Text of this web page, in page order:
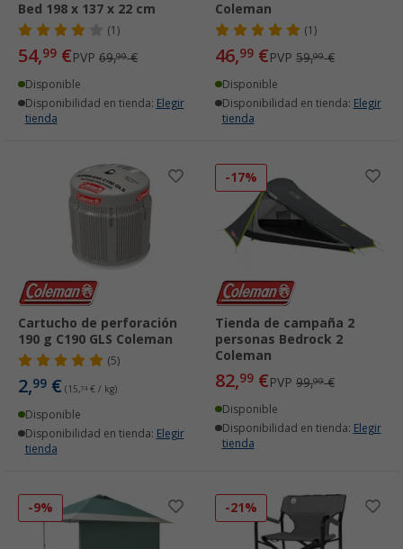
Bed 198 x 137 x 22 cm
(1)
54,99 €PVP 69,99€
Disponible
Disponibilidad en tienda: Elegir
tienda
Coleman
(1)
46,99 €PVP 59,99€
Disponible
Disponibilidad en tienda: Elegir
tienda
Cartucho de perforación
190 g C190 GLS Coleman
(5)
2,99 € (15,74 € / kg)
Disponible
Disponibilidad en tienda: Elegir
tienda
-17%
Tienda de campaña 2
personas Bedrock 2
Coleman
82,99 €PVP 99,99€
Disponible
Disponibilidad en tienda: Elegir
tienda
-9% -21%